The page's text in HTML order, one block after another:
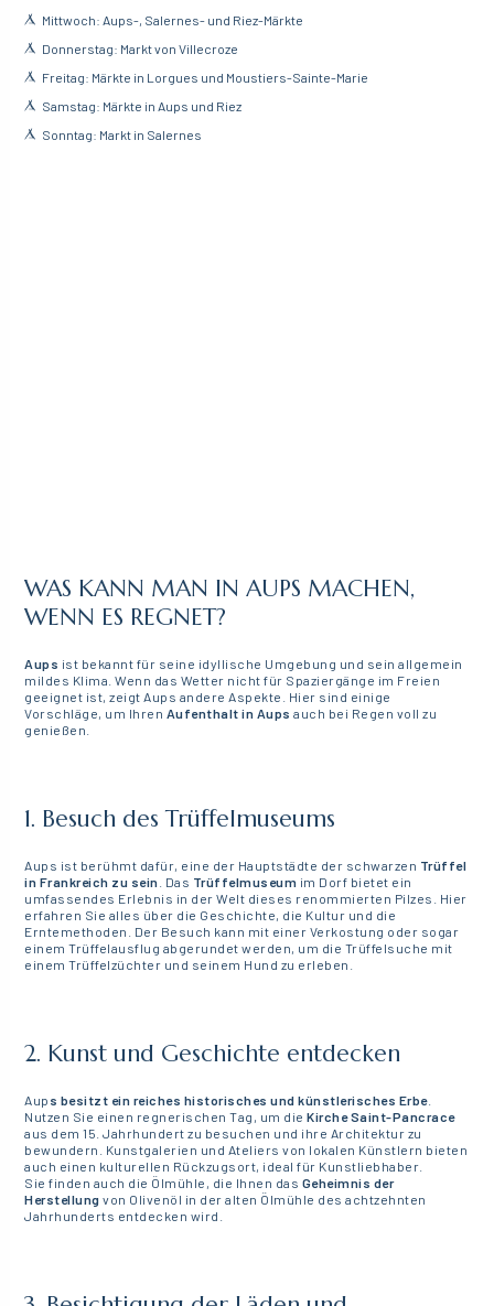
Mittwoch: Aups-, Salernes- und Riez-Märkte
Donnerstag: Markt von Villecroze
Freitag: Märkte in Lorgues und Moustiers-Sainte-Marie
Samstag: Märkte in Aups und Riez
Sonntag: Markt in Salernes
WAS KANN MAN IN AUPS MACHEN,
WENN ES REGNET?
Aups ist bekannt für seine idyllische Umgebung und sein allgemein
mildes Klima. Wenn das Wetter nicht für Spaziergänge im Freien
geeignet ist, zeigt Aups andere Aspekte. Hier sind einige
Vorschläge, um Ihren Aufenthalt in Aups auch bei Regen voll zu
genießen.
1. Besuch des Trüffelmuseums
Aups ist berühmt dafür, eine der Hauptstädte der schwarzen Trüffel
in Frankreich zu sein . Das Trüffelmuseum im Dorf bietet ein
umfassendes Erlebnis in der Welt dieses renommierten Pilzes. Hier
erfahren Sie alles über die Geschichte, die Kultur und die
Erntemethoden. Der Besuch kann mit einer Verkostung oder sogar
einem Trüffelausflug abgerundet werden, um die Trüffelsuche mit
einem Trüffelzüchter und seinem Hund zu erleben.
2. Kunst und Geschichte entdecken
Aup s besitzt ein reiches historisches und künstlerisches Erbe.
Nutzen Sie einen regnerischen Tag, um dieKirche Saint-Pancrace
aus dem 15. Jahrhundert zu besuchen und ihre Architektur zu
bewundern. Kunstgalerien und Ateliers von lokalen Künstlern bieten
auch einen kulturellen Rückzugsort, ideal für Kunstliebhaber.
Sie finden auch die Ölmühle, die Ihnen das Geheimnis der
Herstellungvon Olivenöl in der alten Ölmühle des achtzehnten
Jahrhunderts entdecken wird.